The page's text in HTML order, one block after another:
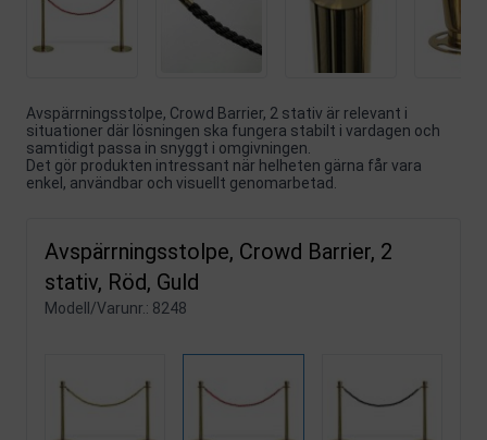
Avspärrningsstolpe, Crowd Barrier, 2 stativ är relevant i
situationer där lösningen ska fungera stabilt i vardagen och
samtidigt passa in snyggt i omgivningen.
Det gör produkten intressant när helheten gärna får vara
enkel, användbar och visuellt genomarbetad.
Avspärrningsstolpe, Crowd Barrier, 2
stativ, Röd, Guld
Modell/Varunr.: 8248